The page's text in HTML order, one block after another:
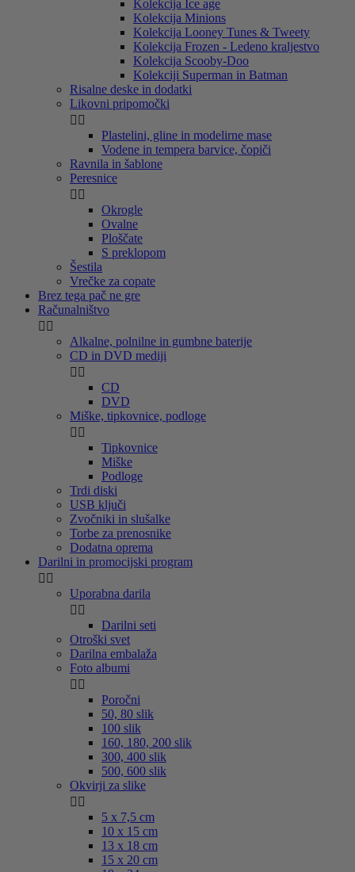
Kolekcija Ice age
Kolekcija Minions
Kolekcija Looney Tunes & Tweety
Kolekcija Frozen - Ledeno kraljestvo
Kolekcija Scooby-Doo
Kolekciji Superman in Batman
Risalne deske in dodatki
Likovni pripomočki
 
Plastelini, gline in modelirne mase
Vodene in tempera barvice, čopiči
Ravnila in šablone
Peresnice
 
Okrogle
Ovalne
Ploščate
S preklopom
Šestila
Vrečke za copate
Brez tega pač ne gre
Računalništvo
 
Alkalne, polnilne in gumbne baterije
CD in DVD mediji
 
CD
DVD
Miške, tipkovnice, podloge
 
Tipkovnice
Miške
Podloge
Trdi diski
USB ključi
Zvočniki in slušalke
Torbe za prenosnike
Dodatna oprema
Darilni in promocijski program
 
Uporabna darila
 
Darilni seti
Otroški svet
Darilna embalaža
Foto albumi
 
Poročni
50, 80 slik
100 slik
160, 180, 200 slik
300, 400 slik
500, 600 slik
Okvirji za slike
 
5 x 7,5 cm
10 x 15 cm
13 x 18 cm
15 x 20 cm